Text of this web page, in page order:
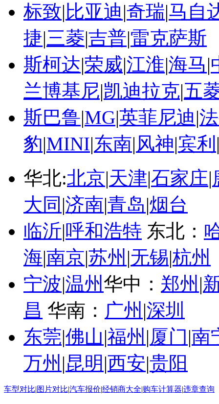
标致| 比亚迪|奇瑞|马自
捷|三菱|吉普|雷克萨斯
斯柯达|荣威|江淮|海马|
兰博基尼|凯迪拉克|五
斯巴鲁|MG|英菲尼迪|
豹|MINI|东南|风神|宾利
华北:北京|天津|石家庄|
大同 |济南|青岛|烟台
临沂|呼和浩特 东北：
海|南京|苏州 |无锡|杭州
宁波|温州华中： 郑州 |
昌 华南： 广州 |深圳
东莞|佛山|福州 |厦门|南
万州 |昆明 |西安|贵阳
车型对比|图片对比|汽车报价|经销商大全|购车计算器|违章查询